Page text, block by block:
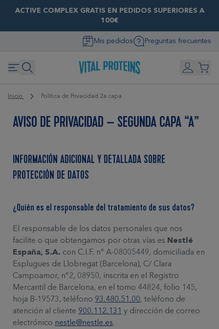
ACTIVE COMPLEX GRATIS EN PEDIDOS SUPERIORES A
100€
Mis pedidos Preguntas frecuentes
Inicio Política de Privacidad 2a capa
AVISO DE PRIVACIDAD – SEGUNDA CAPA “A”
INFORMACIÓN ADICIONAL Y DETALLADA SOBRE
PROTECCIÓN DE DATOS
¿Quién es el responsable del tratamiento de sus datos?
El responsable de los datos personales que nos
facilite o que obtengamos por otras vías es Nestlé
España, S.A. con C.I.F. nº A-08005449, domiciliada en
Esplugues de Llobregat (Barcelona), C/ Clara
Campoamor, nº2, 08950, inscrita en el Registro
Mercantil de Barcelona, en el tomo 44824, folio 145,
hoja B-19573, teléfono 93.480.51.00, teléfono de
atención al cliente 900.112.131 y dirección de correo
electrónico nestle@nestle.es.